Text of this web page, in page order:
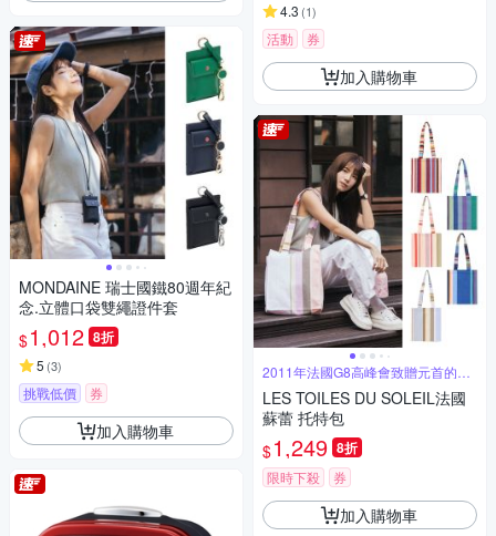
MONDAINE 瑞士國鐵80週年紀
念.立體口袋雙繩證件套
$1,012 8折
5 (3)
挑戰低價 券
加入購物車
4.3 (1)
活動 券
加入購物車
2011年法國G8高峰會致贈元首的禮
LES TOILES DU SOLEIL法國
蘇蕾 托特包
$1,249 8折
限時下殺 券
加入購物車